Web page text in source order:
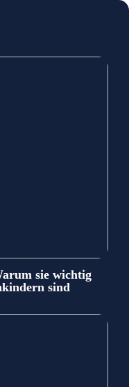
sie wichtig
sind